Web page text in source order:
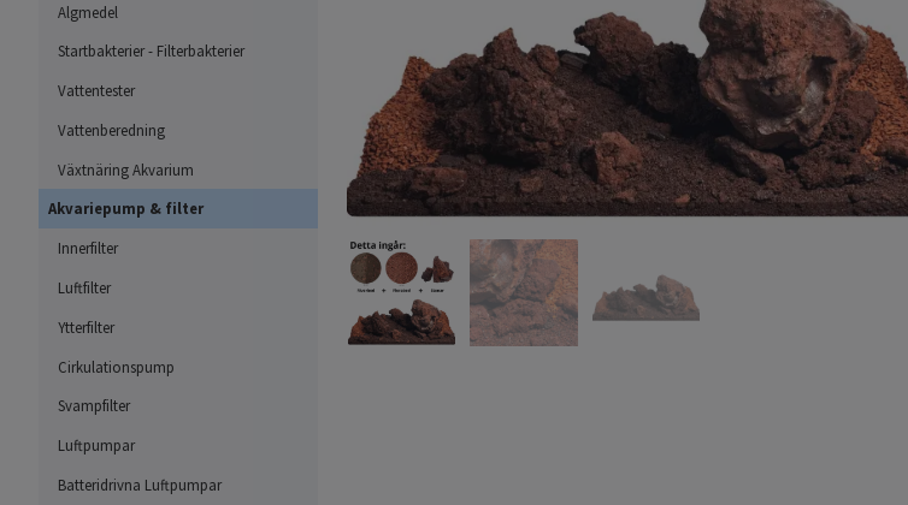
Algmedel
Startbakterier - Filterbakterier
Vattentester
Vattenberedning
Växtnäring Akvarium
Akvariepump & filter
Innerfilter
Luftfilter
Ytterfilter
Cirkulationspump
Svampfilter
Luftpumpar
Batteridrivna Luftpumpar